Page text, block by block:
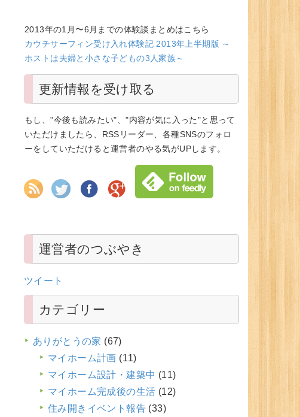
2013年の1月〜6月までの体験談まとめはこちら
カウチサーフィン受け入れ体験記 2013年上半期版 ～
ホストは夫婦と小さな子どもの3人家族～
更新情報を受け取る
もし、"今後も読みたい"、"内容が気に入った"と思って
いただけましたら、RSSリーダー、各種SNSのフォロ
ーをしていただけると運営者のやる気がUPします。
運営者のつぶやき
ツイート
カテゴリー
ありがとうの家 (67)
マイホーム計画 (11)
マイホーム設計・建築中 (11)
マイホーム完成後の生活 (12)
住み開きイベント報告 (33)